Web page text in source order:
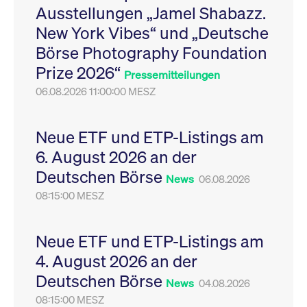
Ausstellungen „Jamel Shabazz.
New York Vibes“ und „Deutsche
Börse Photography Foundation
Prize 2026“ Pressemitteilungen
06.08.2026 11:00:00 MESZ
Neue ETF und ETP-Listings am
6. August 2026 an der
Deutschen Börse News 06.08.2026
08:15:00 MESZ
Neue ETF und ETP-Listings am
4. August 2026 an der
Deutschen Börse News 04.08.2026
08:15:00 MESZ
Leistung der Website
zu messen. Es handelt
sich um ein Muster-
Cookie, bei dem auf
das Präfix _pk_ses
eine kurze Reihe von
VISITOR_PRIVACY_METADATA
YouTube
.youtube.com
6
Monate
Dieses Cookie dient
Speicherung der
Einwilligungs- und
des Nutzers für ihre
Interaktion mit der
Sitzungen geehrt